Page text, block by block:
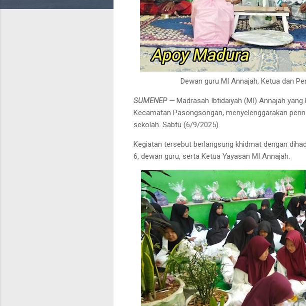
Dewan guru MI Annajah, Ketua dan
SUMENEP —Madrasah Ibtidaiyah (MI) Annajah
Kecamatan Pasongsongan, menyelenggarakan
sekolah. Sabtu (6/9/2025).
Kegiatan tersebut berlangsung khidmat dengan
6, dewan guru, serta Ketua Yayasan MI Annajah.